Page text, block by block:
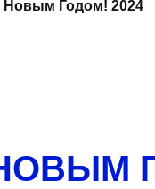
Новым Годом! 2024